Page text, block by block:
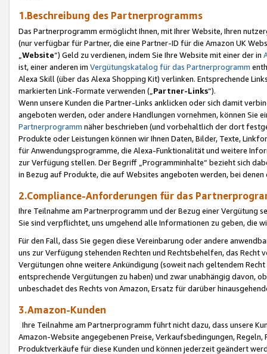
1.Beschreibung des Partnerprogramms
Das Partnerprogramm ermöglicht Ihnen, mit Ihrer Website, Ihren
(nur verfügbar für Partner, die eine Partner-ID für die Amazon UK
Website“) Geld zu verdienen, indem Sie Ihre Website mit einer der in
ist, einer anderen im Vergütungskatalog für das Partnerprogramm
Alexa Skill (über das Alexa Shopping Kit) verlinken. Entsprechende
markierten Link-Formate verwenden („ Partner-Links“).
Wenn unsere Kunden die Partner-Links anklicken oder sich damit
angeboten werden, oder andere Handlungen vornehmen, können Sie
Partnerprogramm näher beschrieben (und vorbehaltlich der dort
Produkte oder Leistungen können wir Ihnen Daten, Bilder, Texte,
für Anwendungsprogramme, die Alexa-Funktionalität und weitere
zur Verfügung stellen. Der Begriff „Programminhalte“ bezieht sich
in Bezug auf Produkte, die auf Websites angeboten werden, bei
2.Compliance-Anforderungen für das
Ihre Teilnahme am Partnerprogramm und der Bezug einer Vergütung
Sie sind verpflichtet, uns umgehend alle Informationen zu geben, die
Für den Fall, dass Sie gegen diese Vereinbarung oder andere
uns zur Verfügung stehenden Rechten und Rechtsbehelfen, das
Vergütungen ohne weitere Ankündigung (soweit nach geltendem
entsprechende Vergütungen zu haben) und zwar unabhängig davon,
unbeschadet des Rechts von Amazon, Ersatz für darüber
3.Amazon-Kunden
Ihre Teilnahme am Partnerprogramm führt nicht dazu, dass unsere
Amazon-Website angegebenen Preise, Verkaufsbedingungen,
Produktverkäufe für diese Kunden und können jederzeit geändert